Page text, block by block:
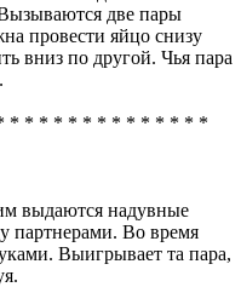
две пары
провести яйцо снизу
вниз по другой. Чья пара
* * * * * * * * * * * * * *
выдаются надувные
партнерами. Во время
Выигрывает та пара,